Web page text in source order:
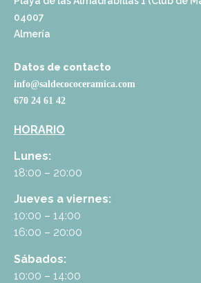
04007
Almería
Datos de contacto
info@saldecococeramica.com
670 24 61 42
HORARIO
Lunes:
18:00 – 20:00
Jueves a viernes:
10:00 – 14:00
16:00 – 20:00
Sábados:
10:00 – 14:00